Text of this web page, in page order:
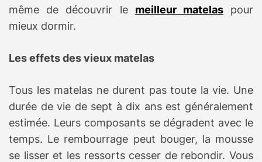
même de découvrir le meilleur matelaspour
mieux dormir.
Les effets des vieux matelas
Tous les matelas ne durent pas toute la vie. Une
durée de vie de sept à dix ans est généralement
estimée. Leurs composants se dégradent avec le
temps. Le rembourrage peut bouger, la mousse
se lisser et les ressorts cesser de rebondir. Vous